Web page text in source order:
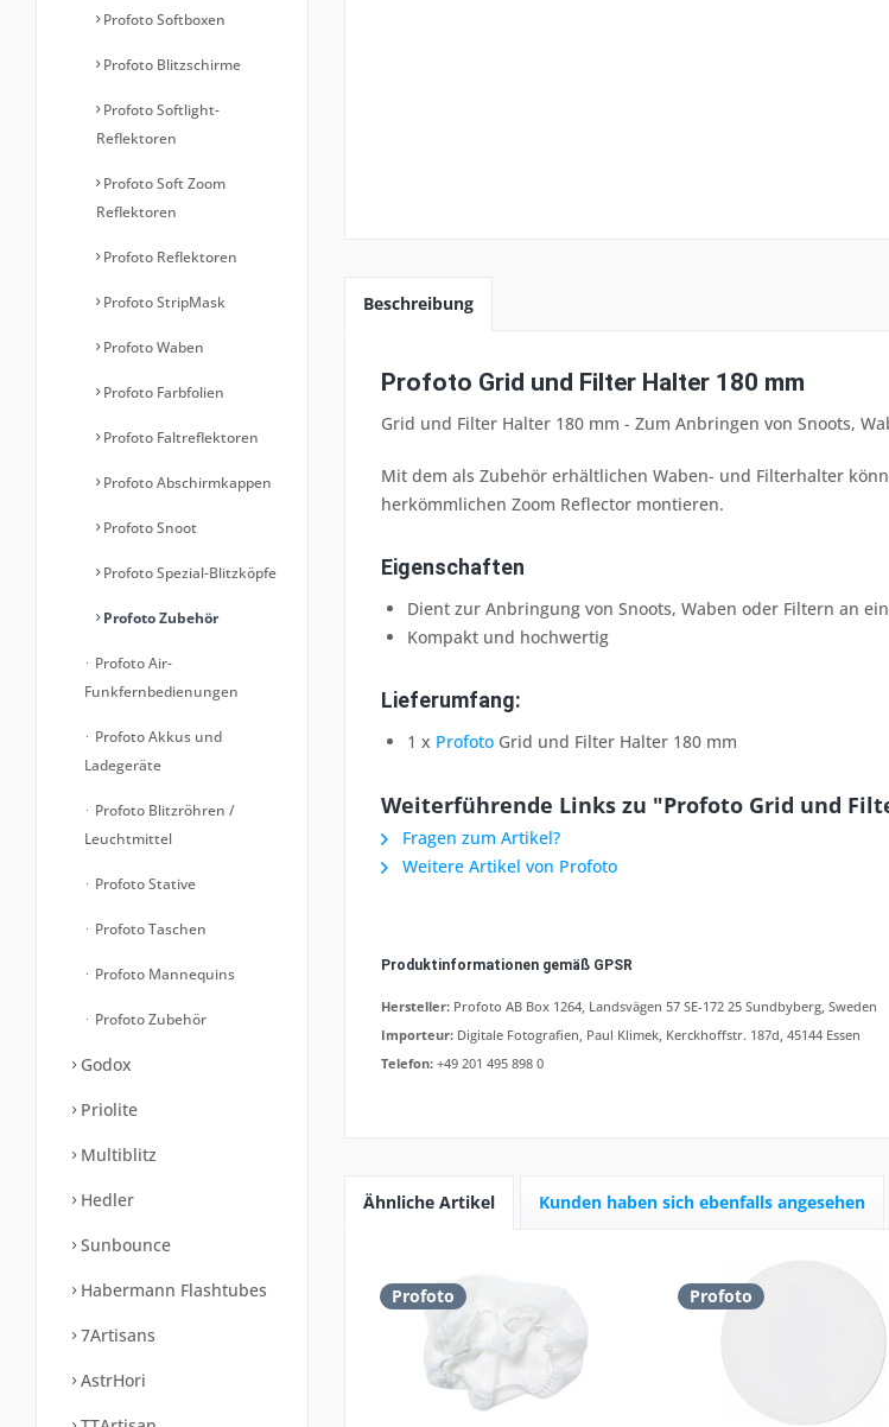
Profoto Softboxen
Profoto Blitzschirme
Profoto Softlight-
Reflektoren
Profoto Soft Zoom
Reflektoren
Profoto Reflektoren
Profoto StripMask
Profoto Waben
Profoto Farbfolien
Profoto Faltreflektoren
Profoto Abschirmkappen
Profoto Snoot
Profoto Spezial-Blitzköpfe
Profoto Zubehör
Profoto Air-
Funkfernbedienungen
Profoto Akkus und
Ladegeräte
Profoto Blitzröhren /
Leuchtmittel
Profoto Stative
Profoto Taschen
Profoto Mannequins
Profoto Zubehör
Godox
Priolite
Multiblitz
Hedler
Sunbounce
Habermann Flashtubes
7Artisans
AstrHori
Beschreibung
Profoto Grid und Filter Halter 180 mm
Grid und Filter Halter 180 mm - Zum Anbringen von Snoots,
Mit dem als Zubehör erhältlichen Waben- und Filterhalter
herkömmlichen Zoom Reflector montieren.
Eigenschaften
Dient zur Anbringung von Snoots, Waben oder Filtern an
Kompakt und hochwertig
Lieferumfang:
1 x Profoto Grid und Filter Halter 180 mm
Weiterführende Links zu "Profoto Grid und
Fragen zum Artikel?
Weitere Artikel von Profoto
Produktinformationen gemäß GPSR
Hersteller: Profoto AB Box 1264, Landsvägen 57 SE-172 25 Sundbyberg, Sweden
Importeur: Digitale Fotografien, Paul Klimek, Kerckhoffstr. 187d, 45144 Essen
Telefon: +49 201 495 898 0
Ähnliche Artikel Kunden haben sich ebenfalls angesehen
Profoto Profoto